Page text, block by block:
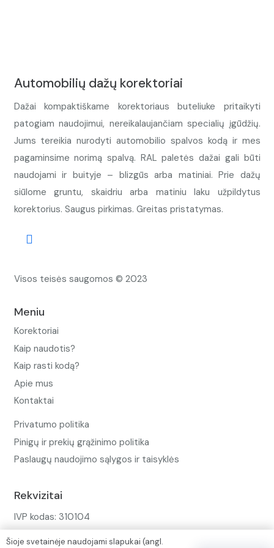
Automobilių dažų korektoriai
Dažai kompaktiškame korektoriaus buteliuke pritaikyti
patogiam naudojimui, nereikalaujančiam specialių įgūdžių.
Jums tereikia nurodyti automobilio spalvos kodą ir mes
pagaminsime norimą spalvą. RAL paletės dažai gali būti
naudojami ir buityje – blizgūs arba matiniai. Prie dažų
siūlome gruntu, skaidriu arba matiniu laku užpildytus
korektorius. Saugus pirkimas. Greitas pristatymas.
Visos teisės saugomos © 2023
Meniu
Korektoriai
Kaip naudotis?
Kaip rasti kodą?
Apie mus
Kontaktai
Privatumo politika
Pinigų ir prekių grąžinimo politika
Paslaugų naudojimo sąlygos ir taisyklės
Rekvizitai
IVP kodas: 310104
Šioje svetainėje naudojami slapukai (angl.